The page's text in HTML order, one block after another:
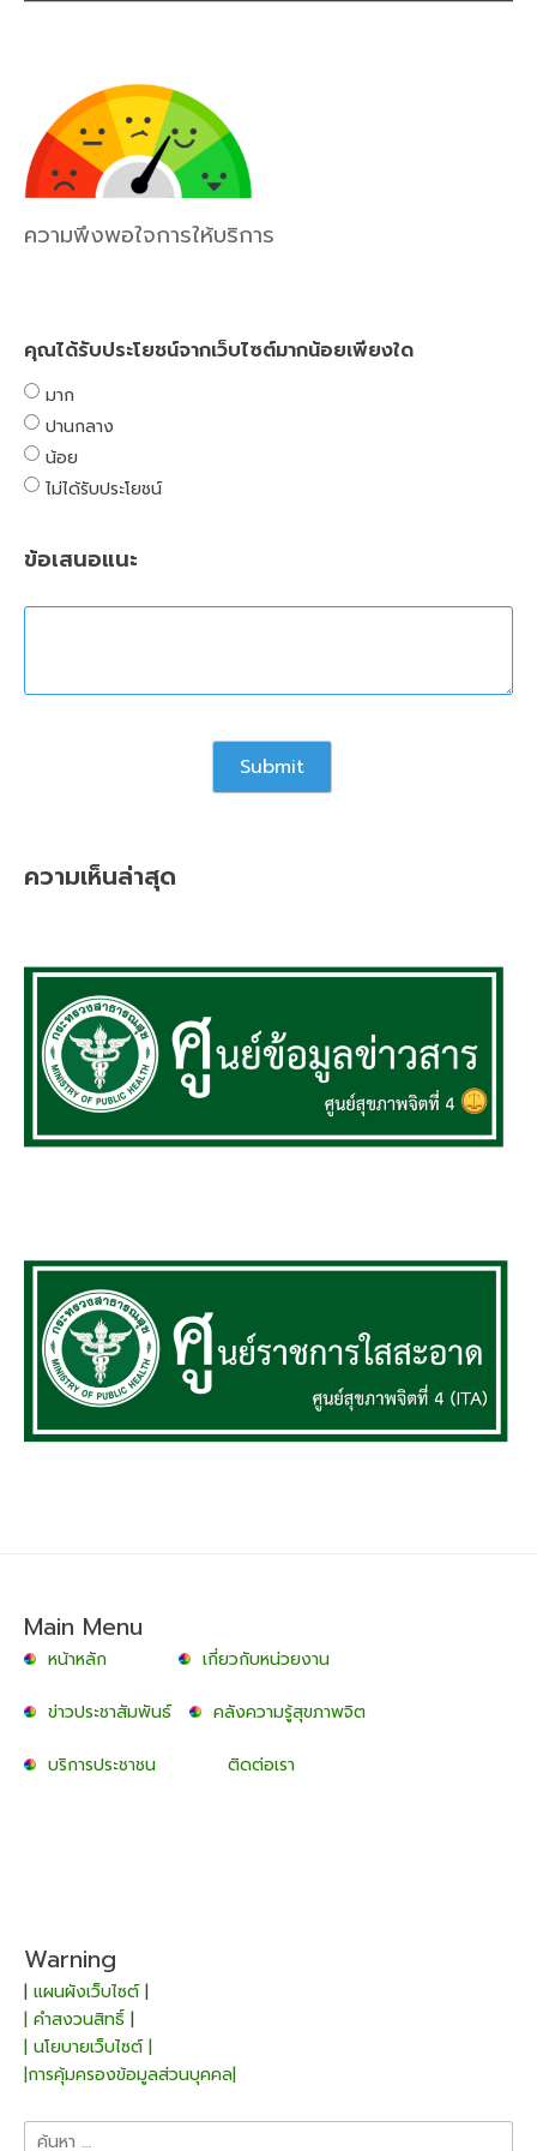
ความพึงพอใจการให้บริการ
คุณได้รับประโยชน์จากเว็บไซต์มากน้อยเพียงใด
มาก
ปานกลาง
น้อย
ไม่ได้รับประโยชน์
ข้อเสนอแนะ
ความเห็นล่าสุด
Main Menu
หน้าหลัก เกี่ยวกับหน่วยงาน
ข่าวประชาสัมพันธ์ คลังความรู้สุขภาพจิต
บริการประชาชน ติดต่อเรา
Warning
| แผนผังเว็บไซต์|
| คำสงวนสิทธิ์ |
| นโยบายเว็บไซต์ |
|การคุ้มครองข้อมูลส่วนบุคคล|
ค้นหา